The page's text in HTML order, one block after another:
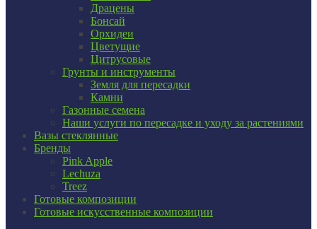
Драцены
Бонсай
Орхидеи
Цветущие
Цитрусовые
Грунты и инструменты
Земля для пересадки
Камни
Газонные семена
Наши услуги по пересадке и уходу за растениями
Вазы стеклянные
Бренды
Pink Apple
Lechuza
Treez
Готовые композиции
Готовые искусственные композиции